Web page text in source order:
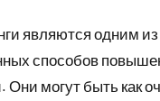
являются одним
способов
могут быть как